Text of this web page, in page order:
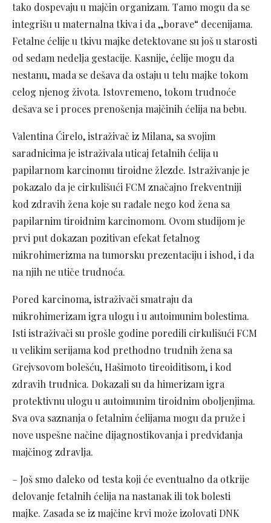
tako dospevaju u majčin organizam. Tamo mogu da se
integrišu u maternalna tkiva i da „borave“ decenijama.
Fetalne ćelije u tkivu majke detektovane su još u starosti
od sedam nedelja gestacije. Kasnije, ćelije mogu da
nestanu, mada se dešava da ostaju u telu majke tokom
celog njenog života. Istovremeno, tokom trudnoće
dešava se i proces prenošenja majčinih ćelija na bebu.
Valentina Ćirelo, istraživač iz Milana, sa svojim
saradnicima je istraživala uticaj fetalnih ćelija u
papilarnom karcinomu tiroidne žlezde. Istraživanje je
pokazalo da je cirkulišući FCM značajno frekventniji
kod zdravih žena koje su rađale nego kod žena sa
papilarnim tiroidnim karcinomom. Ovom studijom je
prvi put dokazan pozitivan efekat fetalnog
mikrohimerizma na tumorsku prezentaciju i ishod, i da
na njih ne utiče trudnoća.
Pored karcinoma, istraživači smatraju da
mikrohimerizam igra ulogu i u autoimunim bolestima.
Isti istraživači su prošle godine poredili cirkulišući FCM
u velikim serijama kod prethodno trudnih žena sa
Grejvsovom bolešću, Hašimoto tireoiditisom, i kod
zdravih trudnica. Dokazali su da himerizam igra
protektivnu ulogu u autoimunim tiroidnim oboljenjima.
Sva ova saznanja o fetalnim ćelijama mogu da pruže i
nove uspešne načine dijagnostikovanja i predviđanja
majčinog zdravlja.
– Još smo daleko od testa koji će eventualno da otkrije
delovanje fetalnih ćelija na nastanak ili tok bolesti
majke. Zasada se iz majčine krvi može izolovati DNK